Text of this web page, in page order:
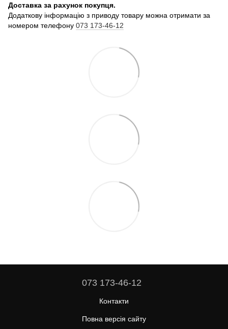
Доставка за рахунок покупця.
Додаткову інформацію з приводу товару можна отримати за
номером телефону 073 173-46-12
073 173-46-12
Контакти
Повна версія сайту